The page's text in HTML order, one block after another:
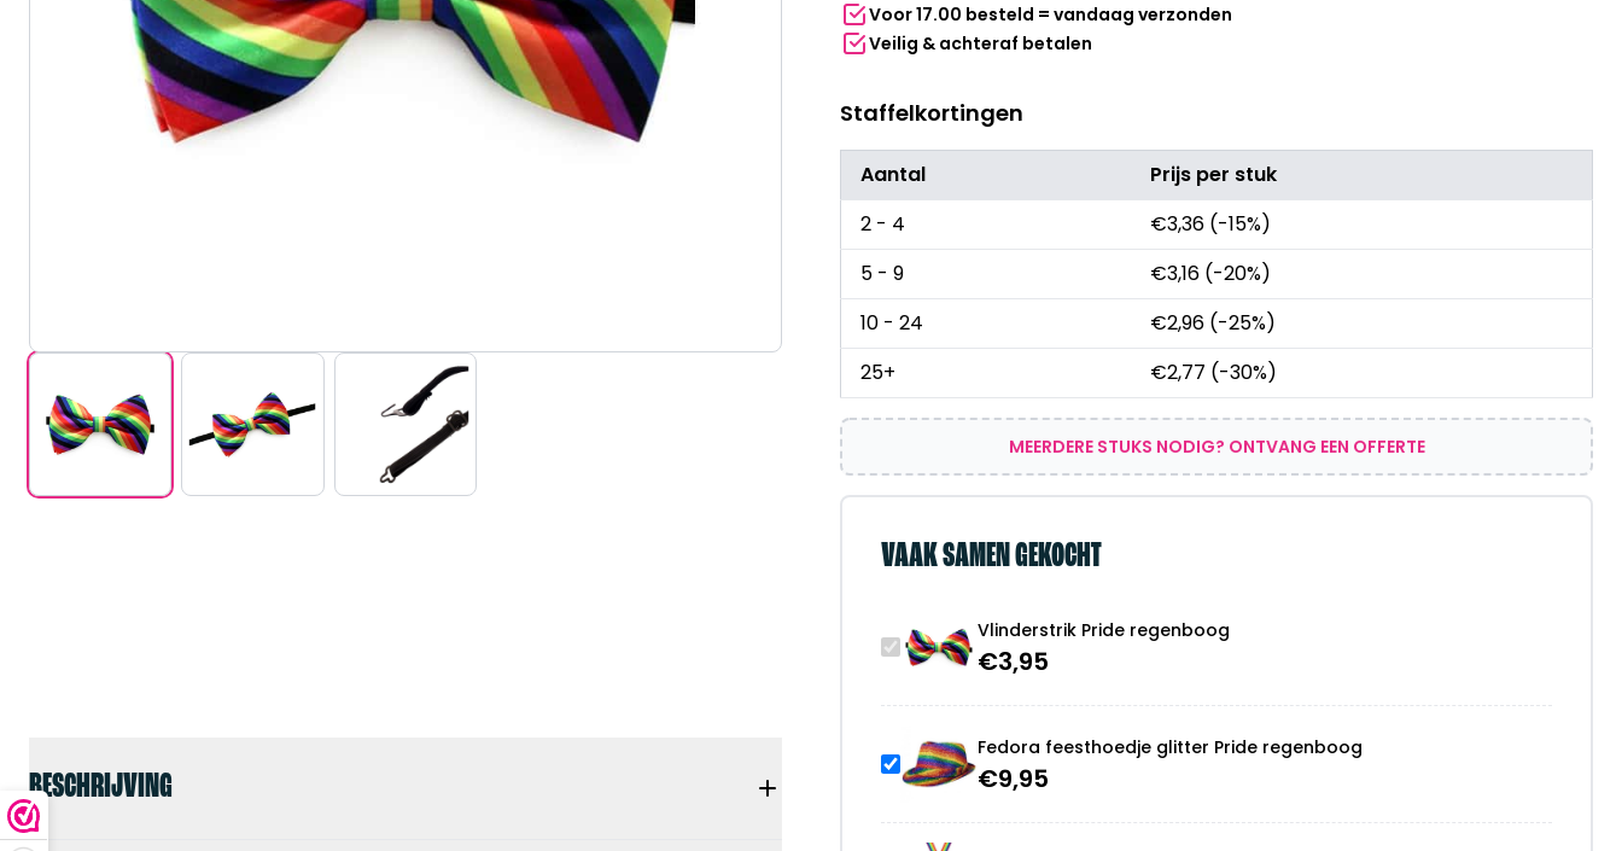
BESCHRIJVING
Voor 17.00 besteld = vandaag verzonden
Veilig & achteraf betalen
Staffelkortingen
Aantal
Prijs per stuk
2 - 4
€3,36 (-15%)
5 - 9
€3,16 (-20%)
10 - 24
€2,96 (-25%)
25+
€2,77 (-30%)
MEERDERE STUKS NODIG? ONTVANG EEN OFFERTE
VAAK SAMEN GEKOCHT
Vlinderstrik Pride regenboog
€3,95
Fedora feesthoedje glitter Pride regenboog
€9,95